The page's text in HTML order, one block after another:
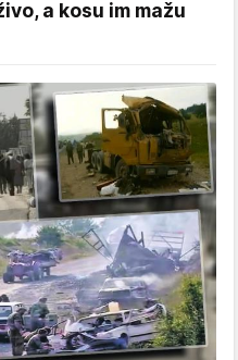
a kosu im mažu